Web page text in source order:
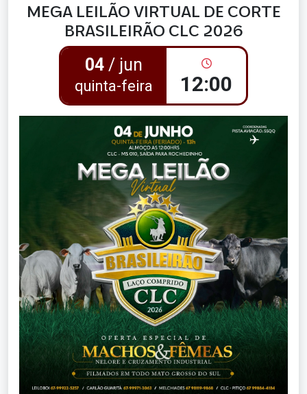
MEGA LEILÃO VIRTUAL DE CORTE
BRASILEIRÃO CLC 2026
04 / jun
quinta-feira 12:00